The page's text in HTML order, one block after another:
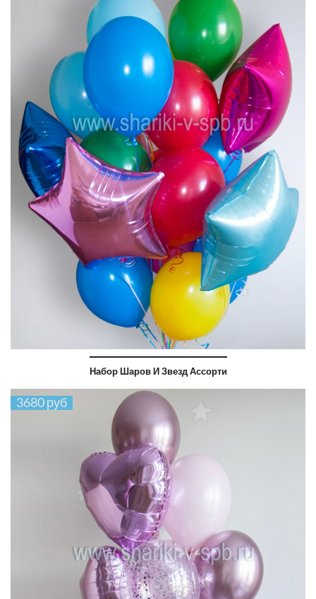
Набор Шаров И Звезд Ассорти
3680 руб